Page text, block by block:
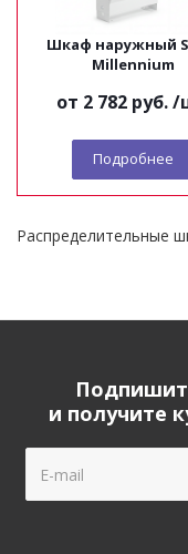
Шкаф наружный
Millennium
от 2 782 руб./
Подробнее
Распределительные
и получите